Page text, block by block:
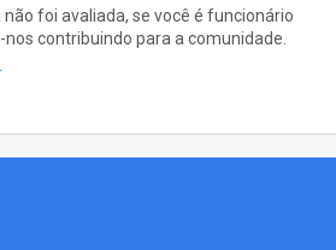
foi avaliada, se você é funcionário
contribuindo para a comunidade.